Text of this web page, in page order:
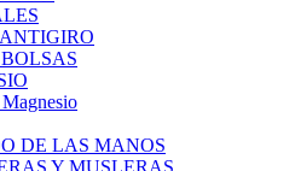
DE LAS MANOS
Y MUSLERAS